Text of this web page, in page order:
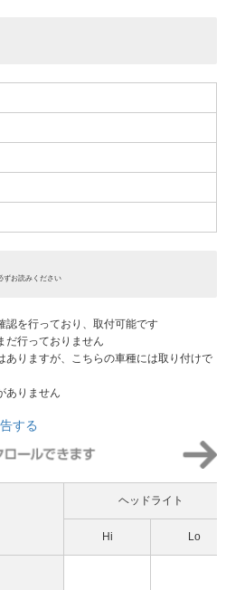
ずお読みください
認を行っており、取付可能です
だ行っておりません
ありますが、こちらの車種には取り付けで
ありません
する
ヘッドライト
Hi Lo